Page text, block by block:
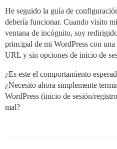
He seguido la guía de
debería funcionar. Cuando visito
ventana de incógnito, soy
principal de mi WordPress con una
URL y sin opciones de inicio de
¿Es este el comportamiento
¿Necesito ahora simplemente
WordPress (inicio de sesión/
mal?